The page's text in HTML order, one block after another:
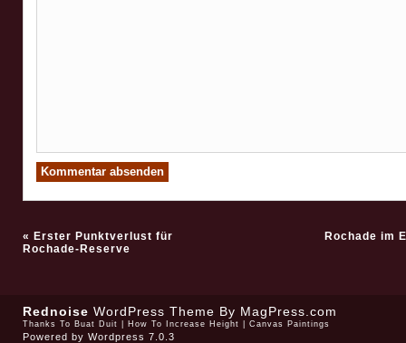
« Erster Punktverlust für
Rochade-Reserve
Rochade im
Rednoise WordPress Theme By MagPress.com
Thanks To Buat Duit How To Increase Height Canvas Paintings
Powered by Wordpress 7.0.3